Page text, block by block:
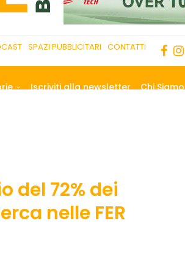
SPAZI PUBBLICITARI CONTATTI
Iscriviti alla newsletter Chi Siamo
del 72% dei
nelle FER